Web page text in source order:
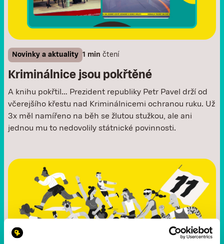
Novinky a aktuality 1 min čtení
Kriminálnice jsou pokřtěné
A knihu pokřtil… Prezident republiky Petr Pavel drží od
včerejšího křestu nad Kriminálnicemi ochranou ruku. Už
3x měl namířeno na běh se žlutou stužkou, ale ani
jednou mu to nedovolily státnické povinnosti.